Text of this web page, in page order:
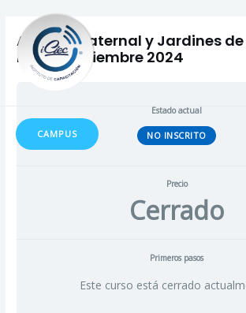
contenido
CAMPUS
Auxiliar Maternal y Jardines
Inicio Septiembre 2024
Estado actual
NO INSCRITO
Precio
Cerrado
Primeros pasos
Este curso está cerrado